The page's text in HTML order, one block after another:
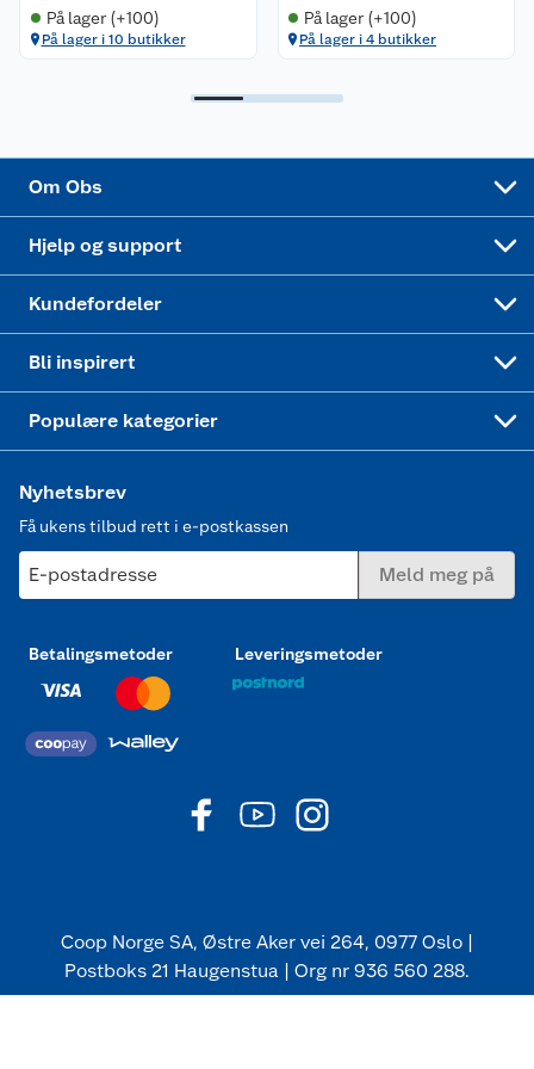
På lager (+100)
På lager i 10 butikker
På lager (+100)
På lager i 4 butikker
Om Obs
Hjelp og support
Kjøpsvilkår
Kundefordeler
Klikk og hent
Bli inspirert
Festdrakter til hele familien
Populære kategorier
Hagemøbler og utemøbler
Nyhetsbrev
Få ukens tilbud rett i e-postkassen
E-postadresse Meld meg på
Betalingsmetoder Leveringsmetoder
Coop Norge SA, Østre Aker vei 264, 0977 Oslo |
Postboks 21 Haugenstua | Org nr 936 560 288.